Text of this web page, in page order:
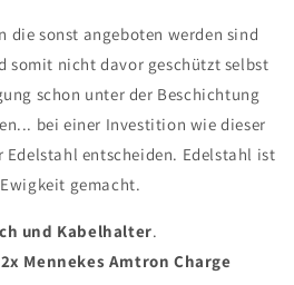
die sonst angeboten werden sind
somit nicht davor geschützt selbst
schon unter der Beschichtung
bei einer Investition wie dieser
Edelstahl entscheiden. Edelstahl ist
gemacht.
und Kabelhalter.
Mennekes Amtron Charge